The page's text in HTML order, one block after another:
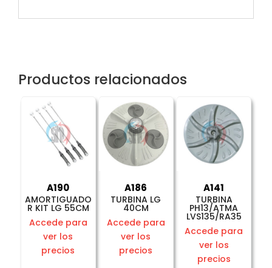
Productos relacionados
A190
AMORTIGUADO
R KIT LG 55CM
Accede para
ver los
precios
A186
TURBINA LG
40CM
Accede para
ver los
precios
A141
TURBINA
PH13/ATMA
LVS135/RA35
Accede para
ver los
precios